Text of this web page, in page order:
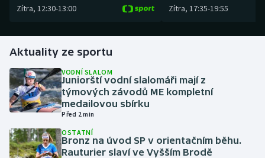
Gymnastika
Házená
Jezdectví
Judo
Zítra, 12:30-13:00 Zítra, 17:35-19:55
Aktuality ze sportu
VODNÍ SLALOM
Juniorští vodní slalomáři mají z
týmových závodů ME kompletní
medailovou sbírku
Před 2 min
OSTATNÍ
Bronz na úvod SP v orientačním běhu.
Rauturier slaví ve Vyšším Brodě